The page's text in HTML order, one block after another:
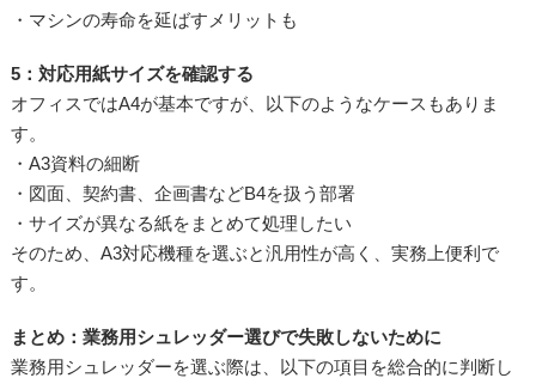
・マシンの寿命を延ばすメリットも
5：対応用紙サイズを確認する
オフィスではA4が基本ですが、以下のようなケースもありま
す。
・A3資料の細断
・図面、契約書、企画書などB4を扱う部署
・サイズが異なる紙をまとめて処理したい
そのため、A3対応機種を選ぶと汎用性が高く、実務上便利で
す。
まとめ：業務用シュレッダー選びで失敗しないために
業務用シュレッダーを選ぶ際は、以下の項目を総合的に判断し